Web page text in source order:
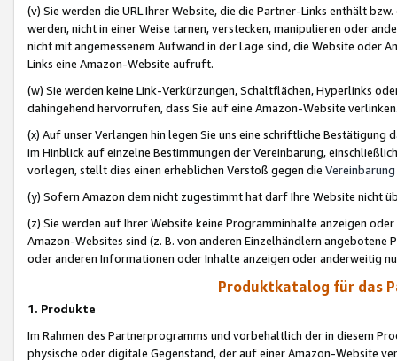
(v) Sie werden die URL Ihrer Website, die die Partner-Links enthält
werden, nicht in einer Weise tarnen, verstecken, manipulieren oder
nicht mit angemessenem Aufwand in der Lage sind, die Website oder
Links eine Amazon-Website aufruft.
(w) Sie werden keine Link-Verkürzungen, Schaltflächen, Hyperlinks
dahingehend hervorrufen, dass Sie auf eine Amazon-Website
(x) Auf unser Verlangen hin legen Sie uns eine schriftliche
im Hinblick auf einzelne Bestimmungen der Vereinbarung,
vorlegen, stellt dies einen erheblichen Verstoß gegen die Vereinbarung
(y) Sofern Amazon dem nicht zugestimmt hat darf Ihre Website nicht
(z) Sie werden auf Ihrer Website keine Programminhalte anzeigen
Amazon-Websites sind (z. B. von anderen Einzelhändlern
oder anderen Informationen oder Inhalte anzeigen oder anderweitig
Produktkatalog für das
1. Produkte
Im Rahmen des Partnerprogramms und vorbehaltlich der in diesem
physische oder digitale Gegenstand, der auf einer Amazon-Website